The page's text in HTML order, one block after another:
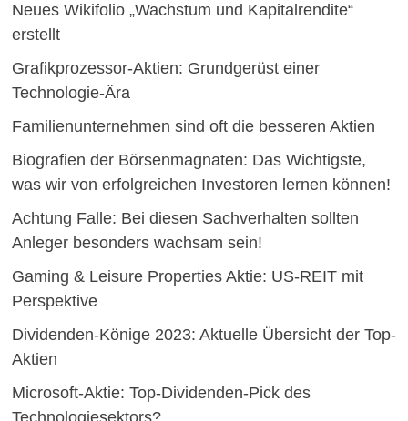
Neues Wikifolio „Wachstum und Kapitalrendite“
erstellt
Grafikprozessor-Aktien: Grundgerüst einer
Technologie-Ära
Familienunternehmen sind oft die besseren Aktien
Biografien der Börsenmagnaten: Das Wichtigste,
was wir von erfolgreichen Investoren lernen können!
Achtung Falle: Bei diesen Sachverhalten sollten
Anleger besonders wachsam sein!
Gaming & Leisure Properties Aktie: US-REIT mit
Perspektive
Dividenden-Könige 2023: Aktuelle Übersicht der Top-
Aktien
Microsoft-Aktie: Top-Dividenden-Pick des